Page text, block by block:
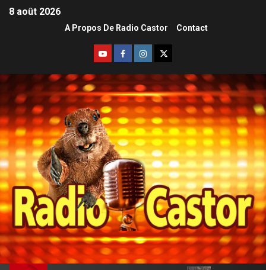
8 août 2026
A Propos De Radio Castor Contact